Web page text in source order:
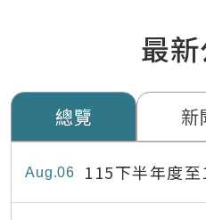
最
總覽 新
06
Aug
115下半年度
缺員額表